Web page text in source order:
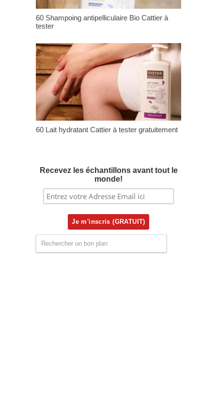
60 Shampoing antipelliculaire Bio Cattier à
tester
60 Lait hydratant Cattier à tester gratuitement
Recevez les échantillons avant tout le
monde!